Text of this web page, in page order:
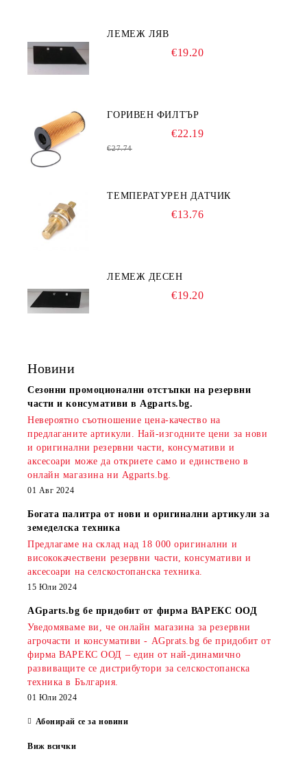
ЛЕМЕЖ ЛЯВ
€19.20
ГОРИВЕН ФИЛТЪР
€22.19
€27.74
ТЕМПЕРАТУРЕН ДАТЧИК
€13.76
ЛЕМЕЖ ДЕСЕН
€19.20
Новини
Сезонни промоционални отстъпки на резервни
части и консумативи в Agparts.bg.
Невероятно съотношение цена-качество на
предлаганите артикули. Най-изгодните цени за нови
и оригинални резервни части, консумативи и
аксесоари може да откриете само и единствено в
онлайн магазина ни Agparts.bg.
01 Авг 2024
Богата палитра от нови и оригинални артикули за
земеделска техника
Предлагаме на склад над 18 000 оригинални и
висококачествени резервни части, консумативи и
аксесоари на селскостопанска техника.
15 Юли 2024
AGparts.bg бе придобит от фирма ВАРЕКС ООД
Уведомяваме ви, че онлайн магазина за резервни
агрочасти и консумативи - AGprats.bg бе придобит от
фирма ВАРЕКС ООД – един от най-динамично
развиващите се дистрибутори за селскостопанска
техника в България.
01 Юли 2024
Абонирай се за новини
Виж всички